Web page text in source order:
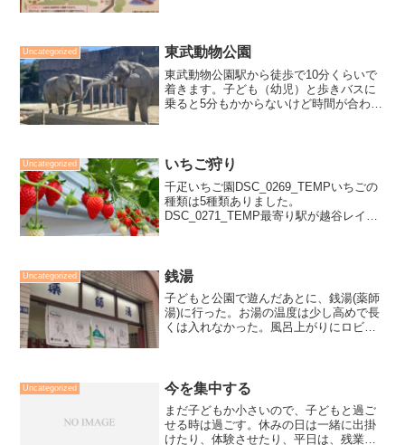
ど、子ども...
Uncategorized 東武動物公園
東武動物公園駅から徒歩で10分くらいで
着きます。子ども（幼児）と歩きバスに
乗ると5分もかからないけど時間が合わな
した。ゾウのおやつタ...
Uncategorized いちご狩り
千疋いちご園DSC_0269_TEMPいちごの
種類は5種類ありました。
DSC_0271_TEMP最寄り駅が越谷レイク
んでした。
Uncategorized 銭湯
子どもと公園で遊んだあとに、銭湯(薬師
湯)に行った。お湯の温度は少し高めで長
くは入れなかった。風呂上がりにロビー
Uncategorized 今を集中する
まだ子どもか小さいので、子どもと過ご
せる時は過ごす。休みの日は一緒に出掛
けたり、体験させたり、平日は、残業し